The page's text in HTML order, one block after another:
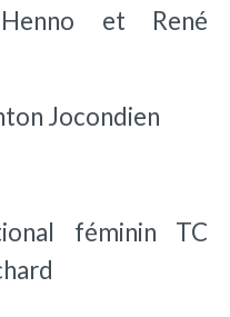
et René
Jocondien
féminin TC